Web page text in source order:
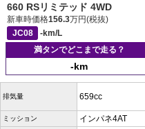
660 RSリミテッド 4WD
新車時価格156.3万円(税抜)
JC08
-km/L
満タンでどこまで走る？
-km
排気量 659cc
ミッション インパネ4AT